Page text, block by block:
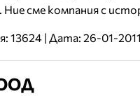
сме компания с
13624 | Дата: 26-01-2011